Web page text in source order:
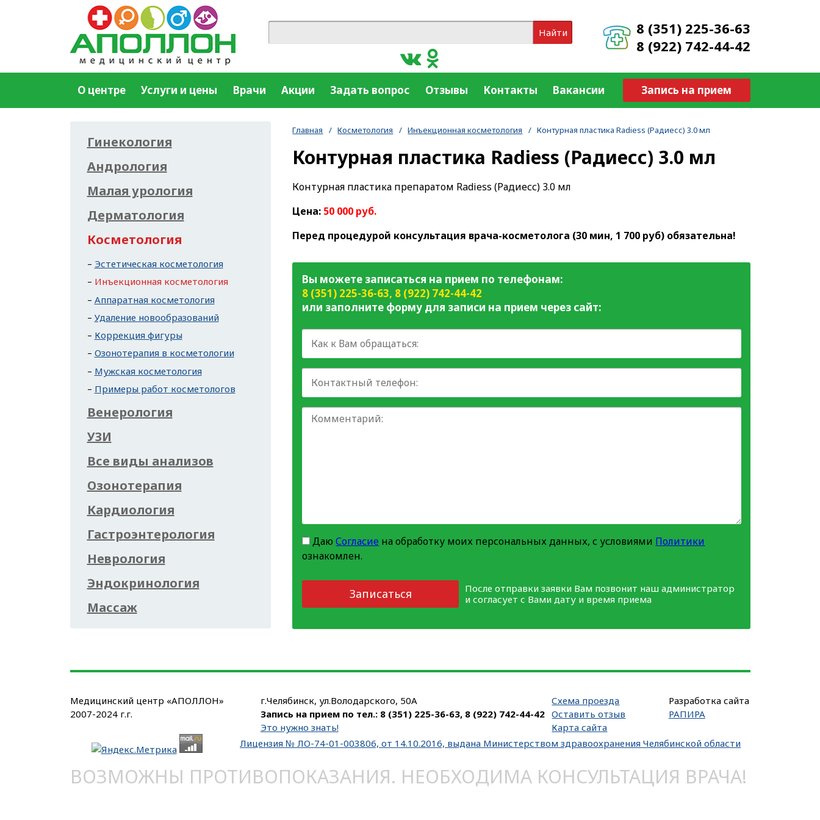
8 (351) 225-36-63
8 (922) 742-44-42
Найти
Запись на прием
О центре Услуги и цены Врачи Акции Задать вопрос Отзывы Контакты Вакансии
Главная / Косметология / Инъекционная косметология / Контурная пластика Radiess (Радиесс) 3.0 мл
Контурная пластика Radiess (Радиесс) 3.0 мл
Контурная пластика препаратом Radiess (Радиесс) 3.0 мл
Цена: 50 000 руб.
Перед процедурой консультация врача-косметолога (30 мин, 1 700 руб) обязательна!
Вы можете записаться на прием по телефонам:
8 (351) 225-36-63, 8 (922) 742-44-42
или заполните форму для записи на прием через сайт:
ДаюСогласие на обработку моих персональных данных, с условиями Политики
ознакомлен.
Записаться
После отправки заявки Вам позвонит наш администратор
и согласует с Вами дату и время приема
Гинекология
Андрология
Малая урология
Дерматология
Косметология
Эстетическая косметология
Инъекционная косметология
Аппаратная косметология
Удаление новообразований
Коррекция фигуры
Озонотерапия в косметологии
Мужская косметология
Примеры работ косметологов
Венерология
УЗИ
Все виды анализов
Озонотерапия
Кардиология
Гастроэнтерология
Неврология
Эндокринология
Массаж
Медицинский центр «АПОЛЛОН»
2007-2024 г.г.
г.Челябинск, ул.Володарского, 50А
Запись на прием по тел.: 8 (351) 225-36-63, 8 (922) 742-44-42
Это нужно знать!
Схема проезда
Оставить отзыв
Карта сайта
Лицензия № ЛО-74-01-003806, от 14.10.2016, выдана Министерством здравоохранения Челябинской области
ВОЗМОЖНЫ ПРОТИВОПОКАЗАНИЯ. НЕОБХОДИМА КОНСУЛЬТАЦИЯ ВРАЧА!
Разработка сайта
РАПИРА